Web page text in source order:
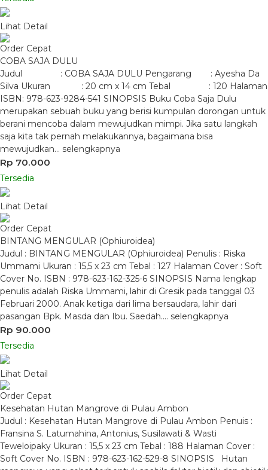
Lihat Detail
Order Cepat
COBA SAJA DULU
Judul : COBA SAJA DULU Pengarang : Ayesha Da
Silva Ukuran : 20 cm x 14 cm Tebal : 120 Halaman
ISBN: 978-623-9284-541 SINOPSIS Buku Coba Saja Dulu
merupakan sebuah buku yang berisi kumpulan dorongan untuk
berani mencoba dalam mewujudkan mimpi. Jika satu langkah
saja kita tak pernah melakukannya, bagaimana bisa
mewujudkan… selengkapnya
Rp 70.000
Tersedia
Lihat Detail
Order Cepat
BINTANG MENGULAR (Ophiuroidea)
Judul : BINTANG MENGULAR (Ophiuroidea) Penulis : Riska
Ummami Ukuran : 15,5 x 23 cm Tebal : 127 Halaman Cover : Soft
Cover No. ISBN : 978-623-162-325-6 SINOPSIS Nama lengkap
penulis adalah Riska Ummami, lahir di Gresik pada tanggal 03
Februari 2000. Anak ketiga dari lima bersaudara, lahir dari
pasangan Bpk. Masda dan Ibu. Saedah…. selengkapnya
Rp 90.000
Tersedia
Lihat Detail
Order Cepat
Kesehatan Hutan Mangrove di Pulau Ambon
Judul : Kesehatan Hutan Mangrove di Pulau Ambon Penuis :
Fransina S. Latumahina, Antonius, Susilawati & Wasti
Teweloipaky Ukuran : 15,5 x 23 cm Tebal : 188 Halaman Cover :
Soft Cover No. ISBN : 978-623-162-529-8 SINOPSIS Hutan